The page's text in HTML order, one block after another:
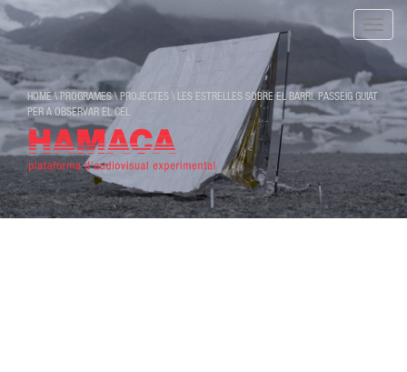
Toggle
HOME\ PROGRAMES\PROJECTES \ LES ESTRELLES SOBRE EL BARRI. PASSEIG GUIAT
PER A OBSERVAR EL CEL